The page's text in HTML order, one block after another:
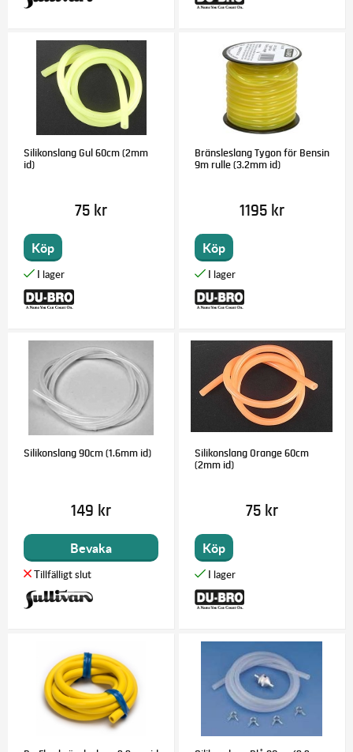
Silikonslang Gul 60cm (2mm
id)
75 kr
Köp
Bränsleslang Tygon för Bensin
9m rulle (3.2mm id)
1195 kr
Köp
Silikonslang 90cm (1.6mm id)
149 kr
Bevaka
Silikonslang Orange 60cm
(2mm id)
75 kr
Köp